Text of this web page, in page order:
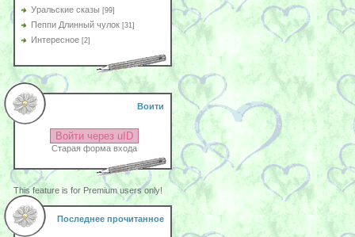
Уральские сказы [99]
Пеппи Длинный чулок [31]
Интересное [2]
Воити
Войти через uID
Старая форма входа
This feature is for Premium users only!
Последнее прочитанное